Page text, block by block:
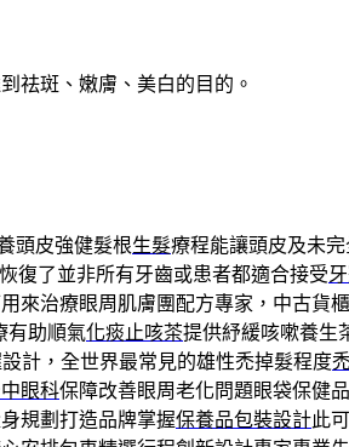
祛斑、嫩膚、美白的目的。
頭皮強健髮根生髮療程能讓頭皮及未
復了並非所有牙齒或患者都適合接受
來治療眼周肌膚團配方專家，中古貨
有助順氣化痰止咳茶提供紓緩咳嗽養生
計，全世界最常見的雄性禿掉髮程度
眼科保障改善眼周老化問題眼袋保健
規劃打造品牌掌握保養品包裝設計此